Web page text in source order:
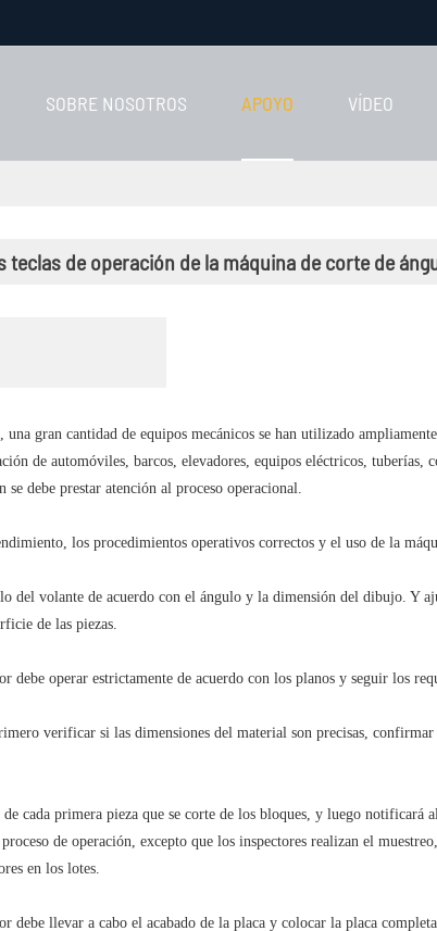
SOBRE NOSOTROS APOYO VÍDEO
teclas de operación de la máquina de corte de
gran cantidad de equipos mecánicos se han utilizado
de automóviles, barcos, elevadores, equipos eléctricos, tuberías,
debe prestar atención al proceso operacional.
los procedimientos operativos correctos y el uso de la
del volante de acuerdo con el ángulo y la dimensión del dibujo. Y
de las piezas.
debe operar estrictamente de acuerdo con los planos y seguir los
verificar si las dimensiones del material son precisas,
cada primera pieza que se corte de los bloques, y luego notificará
de operación, excepto que los inspectores realizan el
en los lotes.
debe llevar a cabo el acabado de la placa y colocar la placa